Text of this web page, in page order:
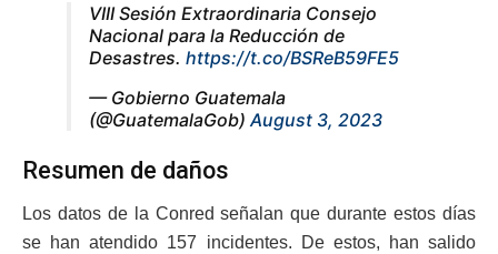
VIII Sesión Extraordinaria Consejo
Nacional para la Reducción de
Desastres. https://t.co/BSReB59FE5
— Gobierno Guatemala
(@GuatemalaGob) August 3, 2023
Resumen de daños
Los datos de la Conred señalan que durante estos días
se han atendido 157 incidentes. De estos, han salido